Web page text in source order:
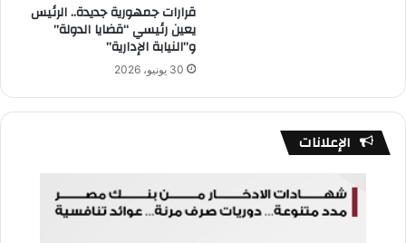
قرارات جمهورية جديدة.. الرئيس
يعين رئيسي “قضايا الدولة”
و”النيابة الإدارية”
30 يونيو، 2026
الإعلانات